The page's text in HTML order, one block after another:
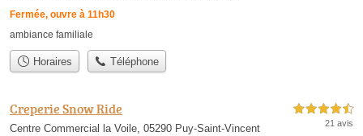
Fermée, ouvre à 11h30
ambiance familiale
Horaires Téléphone
Creperie Snow Ride
Centre Commercial la Voile, 05290 Puy-Saint-Vincent
4,5 étoiles sur 5
21 avis